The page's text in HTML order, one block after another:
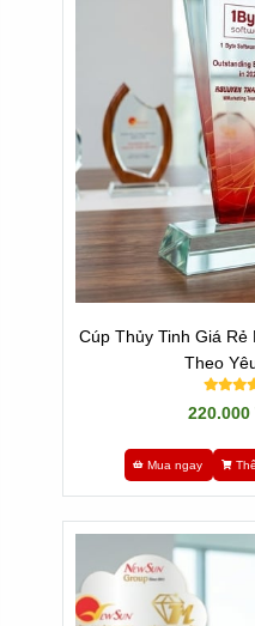
khắc nội dung lên
- Nhược điểm:
* Với dòng cúp sản
Cúp Thủy Tinh Giá
Theo
220.000
Mua ngay